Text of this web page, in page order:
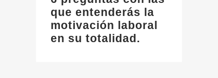
que entenderás la
motivación laboral
en su totalidad.